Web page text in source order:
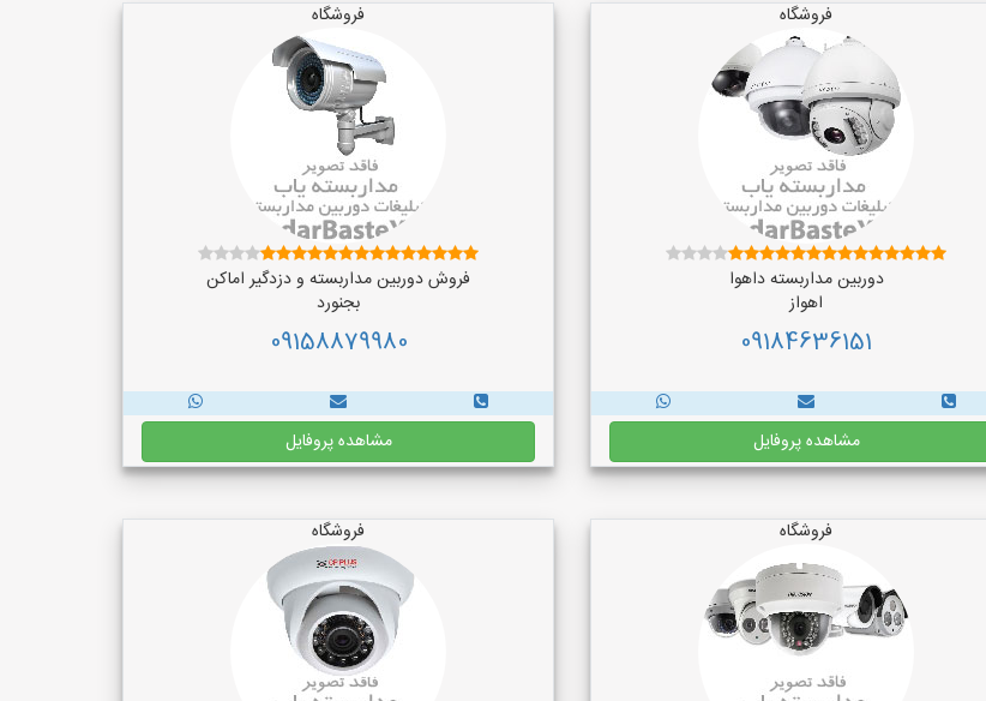
فروشگاه
دوربین مداربسته داهوا
اهواز
09184636151
مشاهده پروفایل
فروشگاه
فروش دوربین مداربسته و دزدگیر اماکن
بجنورد
09158879980
مشاهده پروفایل
فروشگاه فروشگاه